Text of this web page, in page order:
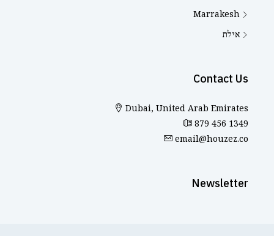
Marrakesh
אילת
Contact Us
Dubai, United Arab Emirates
879 456 1349
email@houzez.co
Newsletter